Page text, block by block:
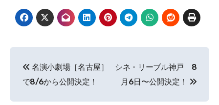
稿
ナ
名演小劇場［名古屋］
で8/6から公開決定！
シネ・リーブル神戸 8
月6日〜公開決定！